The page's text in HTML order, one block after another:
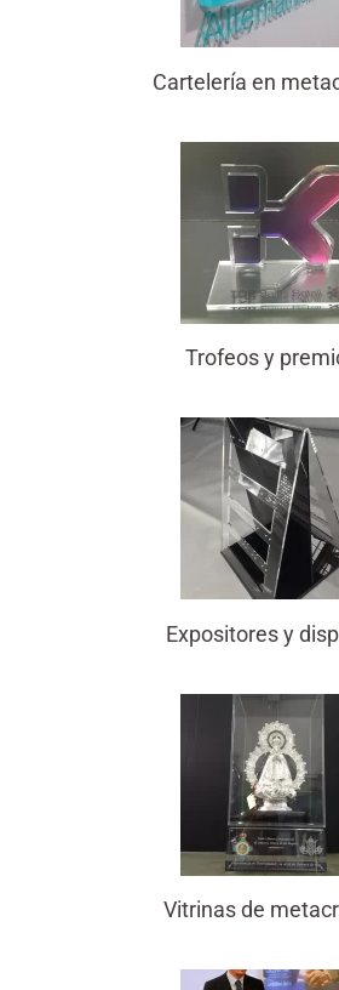
Cartelería en
Trofeos y
Expositores y
Vitrinas de